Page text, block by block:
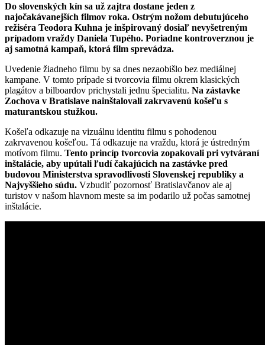
Do slovenských kín sa už zajtra dostane jeden z
najočakávanejších filmov roka. Ostrým nožom debutujúceho
režiséra Teodora Kuhna je inšpirovaný dosiaľ nevyšetreným
prípadom vraždy Daniela Tupého. Poriadne kontroverznou je
aj samotná kampaň, ktorá film sprevádza.
Uvedenie žiadneho filmu by sa dnes nezaobišlo bez mediálnej
kampane. V tomto prípade si tvorcovia filmu okrem klasických
plagátov a bilboardov prichystali jednu špecialitu. Na zástavke
Zochova v Bratislave nainštalovali zakrvavenú košeľu s
maturantskou stužkou.
Košeľa odkazuje na vizuálnu identitu filmu s pohodenou
zakrvavenou košeľou. Tá odkazuje na vraždu, ktorá je ústredným
motívom filmu. Tento princíp tvorcovia zopakovali pri vytváraní
inštalácie, aby upútali ľudí čakajúcich na zastávke pred
budovou Ministerstva spravodlivosti Slovenskej republiky a
Najvyššieho súdu. Vzbudiť pozornosť Bratislavčanov ale aj
turistov v našom hlavnom meste sa im podarilo už počas samotnej
inštalácie.